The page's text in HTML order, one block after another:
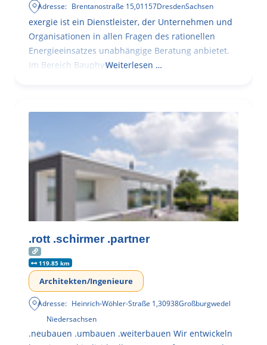
Adresse: Brentanostraße 15,01157DresdenSachsen
exergie ist ein Dienstleister, der Unternehmen und
Organisationen in allen Fragen des rationellen
Energieeinsatzes unabhängige Beratung anbietet.
Im Bereich BauphysikWeiterlesen …
.rott .schirmer .partner
119.85 km
Architekten/Ingenieure
Adresse: Heinrich-Wöhler-Straße 1,30938Großburgwedel
Niedersachsen
.neubauen .umbauen .weiterbauen Wir entwickeln